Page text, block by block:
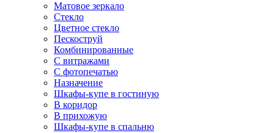
Матовое зеркало
Стекло
Цветное стекло
Пескоструй
Комбинированные
С витражами
С фотопечатью
Назначение
Шкафы-купе в гостиную
В коридор
В прихожую
Шкафы-купе в спальню